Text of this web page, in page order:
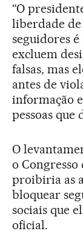
“O
liberdade de
seguidores
excluem
falsas, mas
antes de
informação
pessoas que
O
o
proibiria as
bloquear
sociais que
oficial.